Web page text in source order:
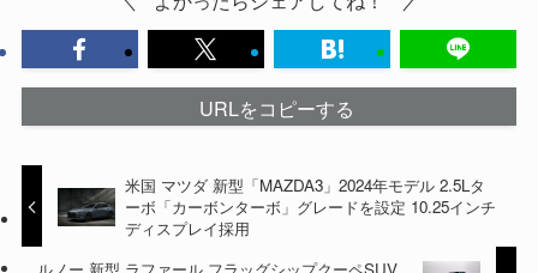
URLをコピーする
米国 マツダ 新型「MAZDA3」2024年モデル 2.5Lタ
ーボ「カーボンターボ」グレードを設定 10.25インチ
ディスプレイ採用